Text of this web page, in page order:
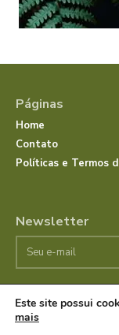
Páginas
Home
Contato
Políticas e Termos
Newsletter
©
reservados.
Este site possui
mais